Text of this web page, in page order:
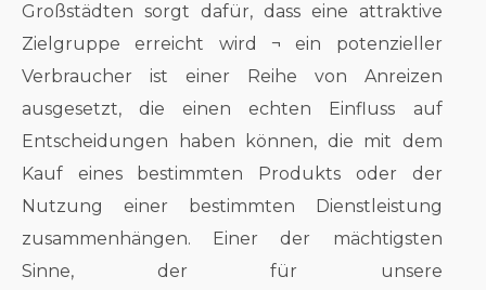
Großstädten sorgt dafür, dass eine attraktive
Zielgruppe erreicht wird ¬ ein potenzieller
Verbraucher ist einer Reihe von Anreizen
ausgesetzt, die einen echten Einfluss auf
Entscheidungen haben können, die mit dem
Kauf eines bestimmten Produkts oder der
Nutzung einer bestimmten Dienstleistung
zusammenhängen. Einer der mächtigsten
Sinne, der für unsere